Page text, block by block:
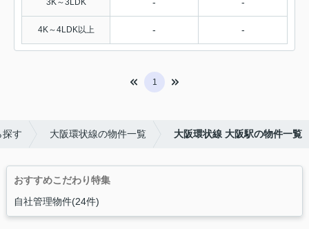
3K～3LDK
4K～4LDK以上 - -
1
探す 大阪環状線の物件一覧 大阪環状線 大阪駅の物件一覧
おすすめこだわり特集
自社管理物件(24件)